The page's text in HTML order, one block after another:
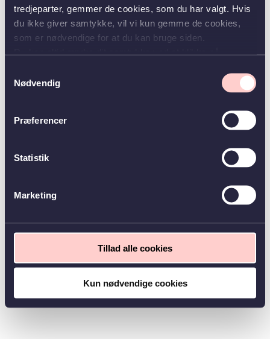
tredjeparter, gemmer de cookies, som du har valgt. Hvis
du ikke giver samtykke, vil vi kun gemme de cookies,
som er nødvendige for at du kan bruge siden.
Nødvendig
Præferencer
Statistik
Marketing
Tillad alle cookies
Kun nødvendige cookies